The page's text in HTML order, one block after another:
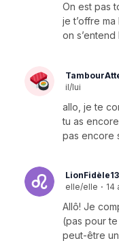
On est pas
je t’offre
on
il/lui
allo, je te
tu as
pas encore
LionFidèle13
elle/elle · 14
Allô! Je
(pas pour
peut-être